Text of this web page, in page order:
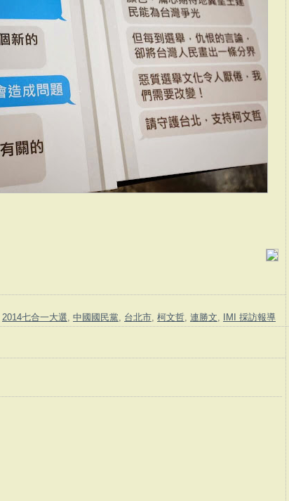
2014七合一大選 中國國民黨 台北市 柯文哲 連勝文 IMI 採訪報導